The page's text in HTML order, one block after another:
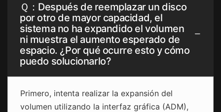
Ｑ：Después de reemplazar un disco
por otro de mayor capacidad, el
sistema no ha expandido el volumen
ni muestra el aumento esperado de
espacio. ¿Por qué ocurre esto y cómo
puedo solucionarlo?
Primero, intenta realizar la expansión del
volumen utilizando la interfaz gráfica (ADM),